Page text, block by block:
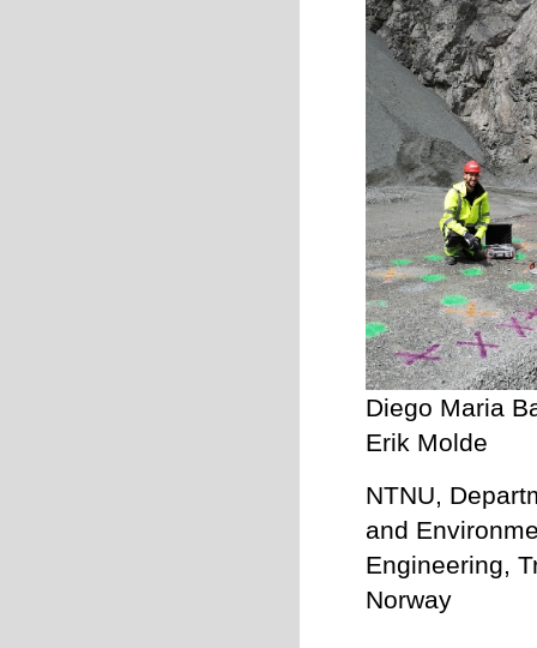
Diego Maria
Erik Molde
NTNU,
and
Engineering,
Norway